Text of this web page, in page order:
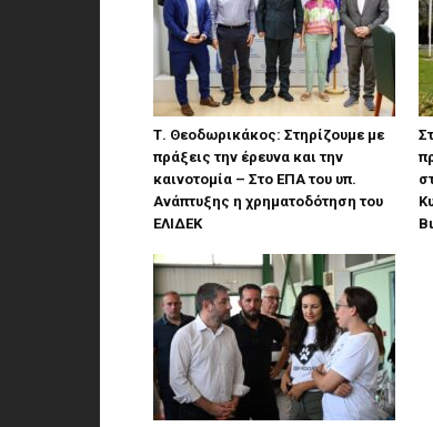
Τ. Θεοδωρικάκος: Στηρίζουμε με
πράξεις την έρευνα και την
καινοτομία – Στο ΕΠΑ του υπ.
Ανάπτυξης η χρηματοδότηση του
ΕΛΙΔΕΚ